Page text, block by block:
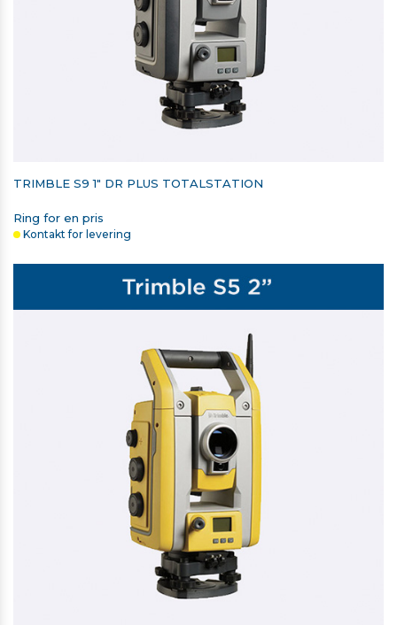
TRIMBLE S9 1" DR PLUS TOTALSTATION
Ring for en pris
Kontakt for levering